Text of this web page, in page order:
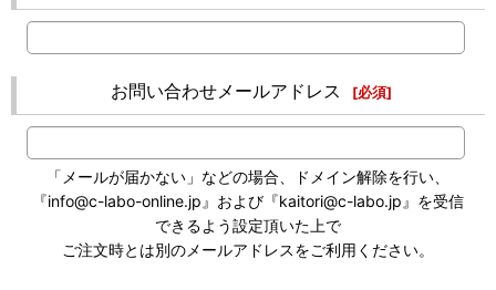
お問い合わせメールアドレス [必須]
「メールが届かない」などの場合、ドメイン解除を行い、
『info@c-labo-online.jp』および『kaitori@c-labo.jp』を受信
できるよう設定頂いた上で
ご注文時とは別のメールアドレスをご利用ください。